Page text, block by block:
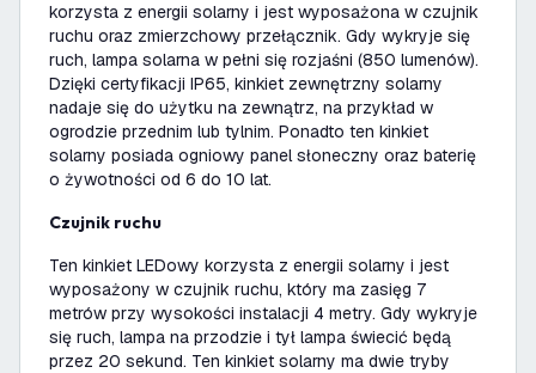
korzysta z energii solarny i jest wyposażona w czujnik
ruchu oraz zmierzchowy przełącznik. Gdy wykryje się
ruch, lampa solarna w pełni się rozjaśni (850 lumenów).
Dzięki certyfikacji IP65, kinkiet zewnętrzny solarny
nadaje się do użytku na zewnątrz, na przykład w
ogrodzie przednim lub tylnim. Ponadto ten kinkiet
solarny posiada ogniowy panel słoneczny oraz baterię
o żywotności od 6 do 10 lat.
Czujnik ruchu
Ten kinkiet LEDowy korzysta z energii solarny i jest
wyposażony w czujnik ruchu, który ma zasięg 7
metrów przy wysokości instalacji 4 metry. Gdy wykryje
się ruch, lampa na przodzie i tył lampa świecić będą
przez 20 sekund. Ten kinkiet solarny ma dwie tryby